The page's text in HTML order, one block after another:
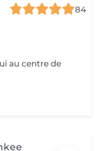
84
au centre de